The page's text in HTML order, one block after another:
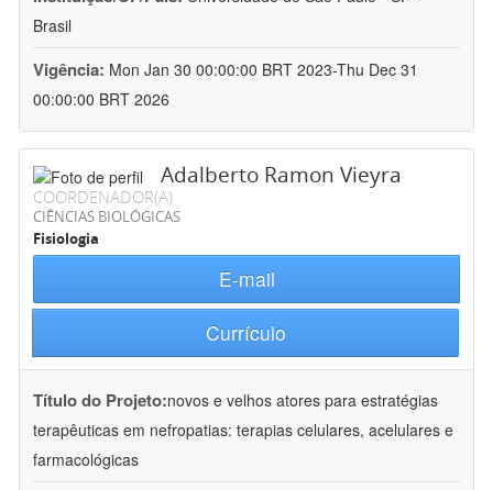
Brasil
Vigência: Mon Jan 30 00:00:00 BRT 2023-Thu Dec 31
00:00:00 BRT 2026
Adalberto Ramon Vieyra
COORDENADOR(A)
CIÊNCIAS BIOLÓGICAS
Fisiologia
E-mail
Currículo
Título do Projeto:novos e velhos atores para estratégias
terapêuticas em nefropatias: terapias celulares, acelulares e
farmacológicas